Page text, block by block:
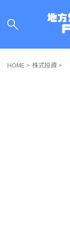
HOME > 株式投資 >